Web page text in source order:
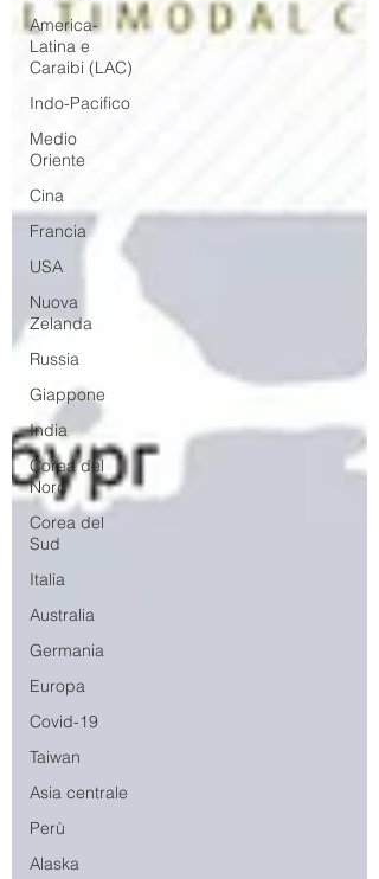
America-
Latina e
Caraibi (LAC)
Indo-Pacifico
Medio
Oriente
Cina
Francia
USA
Nuova
Zelanda
Russia
Giappone
India
Corea del
Nord
Corea del
Sud
Italia
Australia
Germania
Europa
Covid-19
Taiwan
Asia centrale
Perù
Alaska